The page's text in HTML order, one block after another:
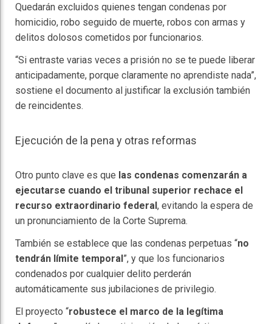
Quedarán excluidos quienes tengan condenas por
homicidio, robo seguido de muerte, robos con armas y
delitos dolosos cometidos por funcionarios.
“Si entraste varias veces a prisión no se te puede liberar
anticipadamente, porque claramente no aprendiste nada”,
sostiene el documento al justificar la exclusión también
de reincidentes.
Ejecución de la pena y otras reformas
Otro punto clave es que las condenas comenzarán a
ejecutarse cuando el tribunal superior rechace el
recurso extraordinario federal, evitando la espera de
un pronunciamiento de la Corte Suprema.
También se establece que las condenas perpetuas “no
tendrán límite temporal”, y que los funcionarios
condenados por cualquier delito perderán
automáticamente sus jubilaciones de privilegio.
El proyecto “robustece el marco de la legítima